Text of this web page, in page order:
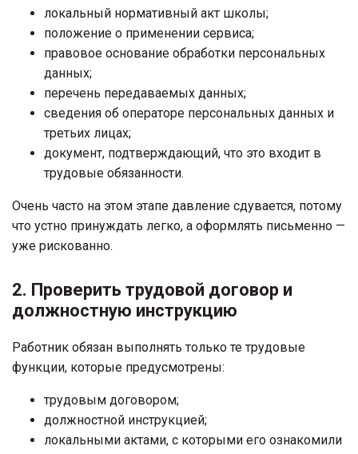
локальный нормативный акт школы;
положение о применении сервиса;
правовое основание обработки персональных
данных;
перечень передаваемых данных;
сведения об операторе персональных данных и
третьих лицах;
документ, подтверждающий, что это входит в
трудовые обязанности.
Очень часто на этом этапе давление сдувается, потому
что устно принуждать легко, а оформлять письменно —
уже рискованно.
2. Проверить трудовой договор и
должностную инструкцию
Работник обязан выполнять только те трудовые
функции, которые предусмотрены:
трудовым договором;
должностной инструкцией;
локальными актами, с которыми его ознакомили